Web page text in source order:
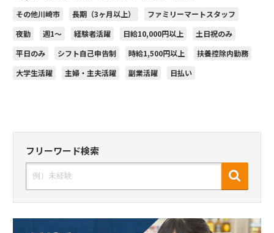
その他川崎市 長期（3ヶ月以上）
ファミリーマートスタッフ
夜勤
週1～ 経験者活躍 日給10,000円以上
土日祝のみ
平日のみ
シフト自己申告制 時給1,500円以上
扶養控除内勤務
大学生活躍
主婦・主夫活躍 副業活躍 日払い
フリーワード検索